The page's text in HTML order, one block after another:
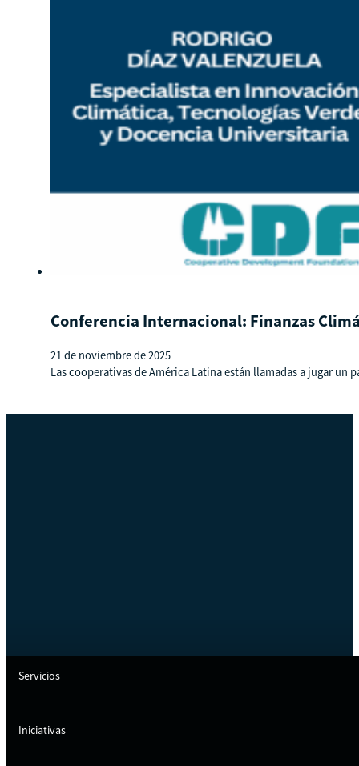
Conferencia Internacional: Finanzas
21 de noviembre de 2025
Las cooperativas de América Latina están llamadas a jugar
Servicios
Iniciativas